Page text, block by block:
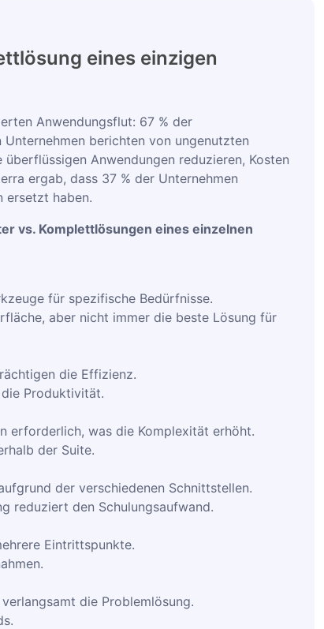
eines einzigen
Anwendungsflut: 67 % der
berichten von ungenutzten
Anwendungen reduzieren, Kosten
ergab, dass 37 % der Unternehmen
ersetzt haben.
vs. Komplettlösungen eines einzelnen
für spezifische Bedürfnisse.
aber nicht immer die beste Lösung für
die Effizienz.
Produktivität.
erforderlich, was die Komplexität erhöht.
der Suite.
der verschiedenen Schnittstellen.
reduziert den Schulungsaufwand.
Eintrittspunkte.
die Problemlösung.